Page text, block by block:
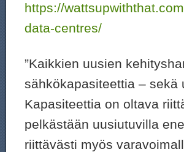
https://
data-centres/
”Kaikkien uusien
sähkökapasiteettia – sekä
Kapasiteettia on oltava
pelkästään uusiutuvilla
riittävästi myös